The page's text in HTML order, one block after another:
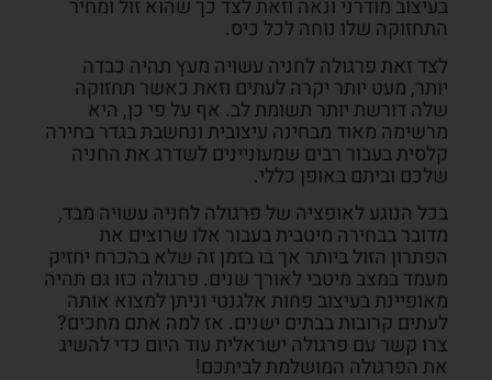
בעיצוב מודרני ונאה וזאת לצד כך שהוא זול ומחיר
התחזוקה שלו נוחה לכל כיס.
לצד זאת פרגולה לחניה עשויה מעץ תהיה כבדה
יותר, מעט יותר יקרה לעתים וזאת כאשר תחזוקה
שלה דורשת יותר תשומת לב. אף על פי כן, היא
מרשימה מאוד מבחינה עיצובית ונחשבת בגדר בחירה
קלסית בעבור רבים שמעוניינים לשדרג את החניה
שלכם וביתם באופן כללי.
בכל הנוגע לאופציה של פרגולה לחניה עשויה מבד,
מדובר בבחירה מיטבית בעבור אלו שרוצים את
הפתרון הזול ביותר אך בו בזמן זה שלא בהכרח יחזיק
מעמד במצב מיטבי לאורך שנים. פרגולה כזו גם תהיה
מאופיינת בעיצוב פחות אלגנטי וניתן למצוא אותה
לעתים קרובות בבתים ישנים. אז למה אתם מחכים?
צרו קשר עם פרגולה ישראלית עוד היום כדי להשיג
את הפרגולה המושלמת לביתכם!